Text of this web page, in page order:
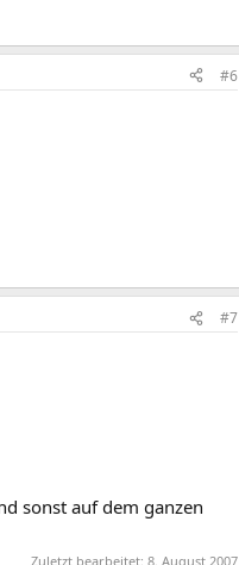
#6
#7
sonst auf dem ganzen
Zuletzt bearbeitet: 8. August 2007